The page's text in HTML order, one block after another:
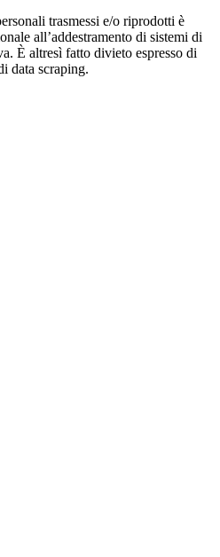
trasmessi e/o riprodotti è
all’addestramento di sistemi di
È altresì fatto divieto espresso di
data scraping.